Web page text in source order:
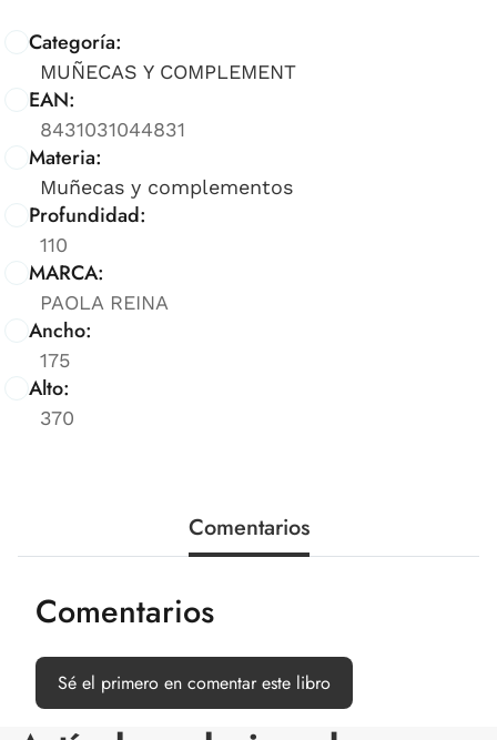
Categoría:
MUÑECAS Y COMPLEMENT
EAN:
8431031044831
Materia:
Muñecas y complementos
Profundidad:
110
MARCA:
PAOLA REINA
Ancho:
175
Alto:
370
Comentarios
Comentarios
Sé el primero en comentar este libro